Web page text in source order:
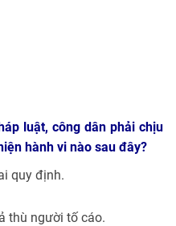
luật, công dân phải chịu
hành vi nào sau đây?
quy định.
thù người tố cáo.